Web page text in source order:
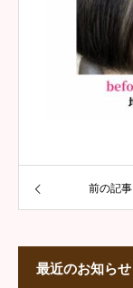
前の記事
最近のお知らせ